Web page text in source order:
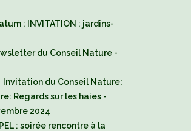
: INVITATION : jardins-
du Conseil Nature -
Invitation du Conseil Nature:
Regards sur les haies -
2024
: soirée rencontre à la